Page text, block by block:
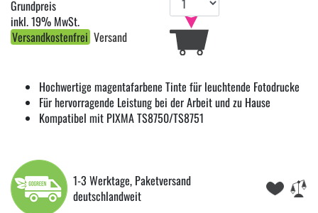
Hochwertige magentafarbene Tinte für leuchtende Fotodrucke
Für hervorragende Leistung bei der Arbeit und zu Hause
Kompatibel mit PIXMA TS8750/TS8751
1-3 Werktage, Paketversand
deutschlandweit
inkl. 19% MwSt.
Versandkostenfrei Versand